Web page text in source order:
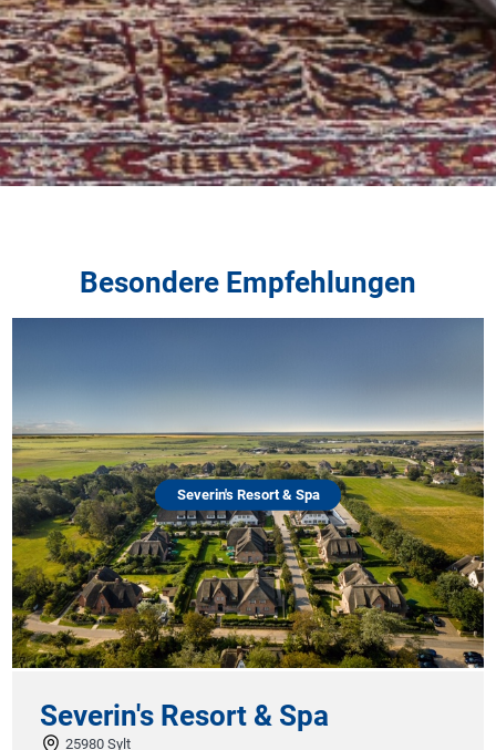
Besondere Empfehlungen
Severin's Resort & Spa
Severin's Resort & Spa
25980 Sylt